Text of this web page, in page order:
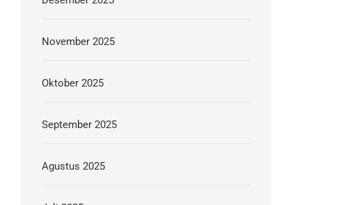
November 2025
Oktober 2025
September 2025
Agustus 2025